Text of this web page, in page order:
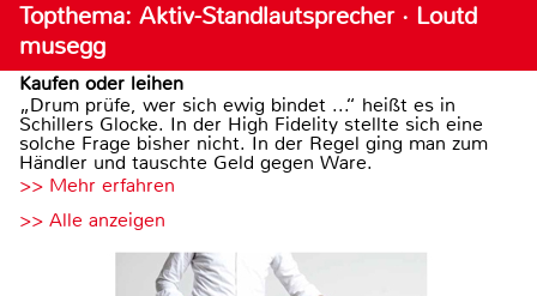
Topthema: Aktiv-Standlautsprecher · Loutd
musegg
Kaufen oder leihen
„Drum prüfe, wer sich ewig bindet ...“ heißt es in
Schillers Glocke. In der High Fidelity stellte sich eine
solche Frage bisher nicht. In der Regel ging man zum
Händler und tauschte Geld gegen Ware.
>> Mehr erfahren
>> Alle anzeigen